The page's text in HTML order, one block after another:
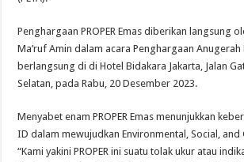
Penghargaan PROPER Emas diberikan langsung
Ma’ruf Amin dalam acara Penghargaan Anugerah
berlangsung di di Hotel Bidakara Jakarta, Jalan
Selatan, pada Rabu, 20 Desember 2023.
Menyabet enam PROPER Emas menunjukkan
ID dalam mewujudkan Environmental, Social, and
“Kami yakini PROPER ini suatu tolak ukur atau